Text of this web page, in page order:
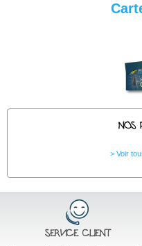
NOS
Voir
SERVICE CLIENT